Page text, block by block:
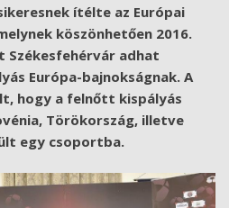
ítélte az Európai
köszönhetően 2016.
Székesfehérvár adhat
Európa-bajnokságnak. A
hogy a felnőtt kispályás
Törökország, illetve
egy csoportba.